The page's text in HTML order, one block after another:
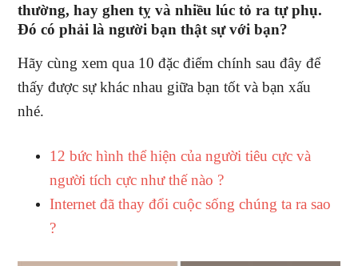
thường, hay ghen tỵ và nhiều lúc tỏ ra tự phụ.
Đó có phải là người bạn thật sự với bạn?
Hãy cùng xem qua 10 đặc điểm chính sau đây để
thấy được sự khác nhau giữa bạn tốt và bạn xấu
nhé.
12 bức hình thể hiện của người tiêu cực và
người tích cực như thế nào ?
Internet đã thay đổi cuộc sống chúng ta ra sao
?